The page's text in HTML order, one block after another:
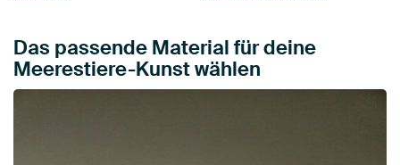
Das passende Material für deine
Meerestiere-Kunst wählen